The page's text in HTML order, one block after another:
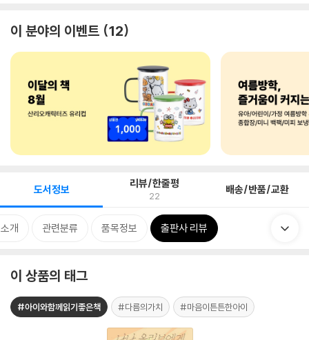
이 분야의 이벤트 12
도서정보 리뷰/한줄평
22 배송/반품/교환
개 관련분류 품목정보 출판사 리뷰
이 상품의 태그
#아이와함께읽기좋은책 #다름의가치 #마음이튼튼한아이